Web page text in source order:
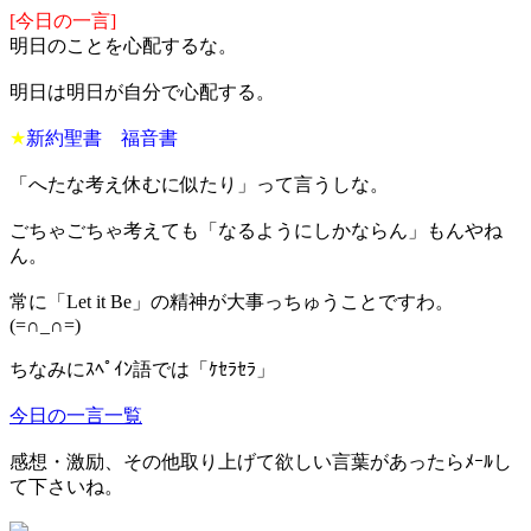
[今日の一言]
明日のことを心配するな。
明日は明日が自分で心配する。
★新約聖書 福音書
「へたな考え休むに似たり」って言うしな。
ごちゃごちゃ考えても「なるようにしかならん」もんやね
ん。
常に「Let it Be」の精神が大事っちゅうことですわ。
(=∩_∩=)
ちなみにｽﾍﾟｲﾝ語では「ｹｾﾗｾﾗ」
今日の一言一覧
感想・激励、その他取り上げて欲しい言葉があったらﾒｰﾙし
て下さいね。